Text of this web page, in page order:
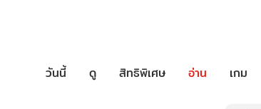
วันนี้ ดู สิทธิพิเศษ อ่าน เกม